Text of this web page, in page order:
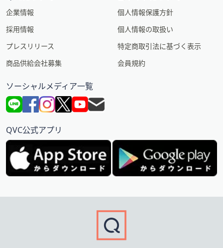
企業情報
採用情報
プレスリリース
商品供給会社募集
個人情報保護方針
個人情報の取扱い
特定商取引法に基づく表示
会員規約
ソーシャルメディア一覧
QVC公式アプリ